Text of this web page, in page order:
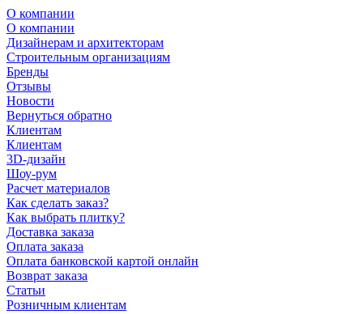
О компании
О компании
Дизайнерам и архитекторам
Строительным организациям
Бренды
Отзывы
Новости
Вернуться обратно
Клиентам
Клиентам
3D-дизайн
Шоу-рум
Расчет материалов
Как сделать заказ?
Как выбрать плитку?
Доставка заказа
Оплата заказа
Оплата банковской картой онлайн
Возврат заказа
Статьи
Розничным клиентам